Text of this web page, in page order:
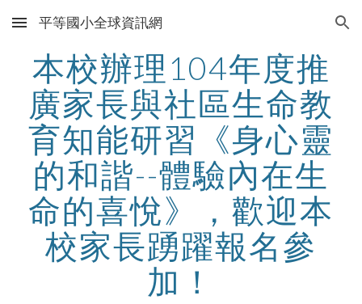
Skip to main content Skip to navigation
平等國小全球資訊網
本校辦理104年度推
廣家長與社區生命教
育知能研習《身心靈
的和諧--體驗內在生
命的喜悅》，歡迎本
校家長踴躍報名參
加！